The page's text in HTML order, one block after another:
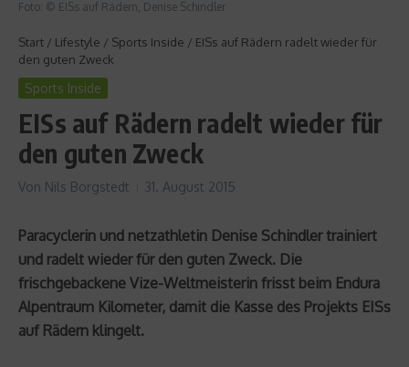
Foto: © EISs auf Rädern, Denise Schindler
Start / Lifestyle / Sports Inside / EISs auf Rädern radelt wieder für
den guten Zweck
Sports Inside
EISs auf Rädern radelt wieder für
den guten Zweck
Von Nils Borgstedt 31. August 2015
Paracyclerin und netzathletin Denise Schindler trainiert
und radelt wieder für den guten Zweck. Die
frischgebackene Vize-Weltmeisterin frisst beim Endura
Alpentraum Kilometer, damit die Kasse des Projekts EISs
auf Rädern klingelt.